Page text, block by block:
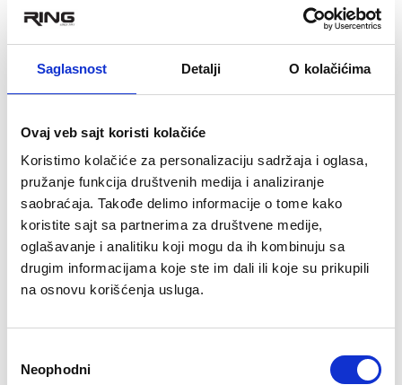
Saglasnost Detalji O kolačićima
Ovaj veb sajt koristi kolačiće
Koristimo kolačiće za personalizaciju sadržaja i oglasa,
pružanje funkcija društvenih medija i analiziranje
saobraćaja. Takođe delimo informacije o tome kako
koristite sajt sa partnerima za društvene medije,
oglašavanje i analitiku koji mogu da ih kombinuju sa
drugim informacijama koje ste im dali ili koje su prikupili
na osnovu korišćenja usluga.
сагласности
Neophodni
2.490 rsd 2.500 rsd
RASPRODATO RASPRODATO